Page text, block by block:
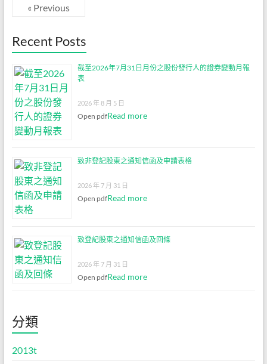
« Previous
Recent Posts
截至2026年7月31日月份之股份發行人的證券變動月報
表
2026 年 8 月 5 日
Open pdfRead more
致非登記股東之通知信函及申請表格
2026 年 7 月 31 日
Open pdfRead more
致登記股東之通知信函及回條
2026 年 7 月 31 日
Open pdfRead more
分類
2013t